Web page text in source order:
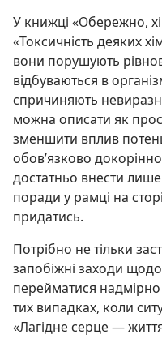
У книжці «Обережно,
«Токсичність деяких
вони порушують
відбуваються в
спричиняють
можна описати як
зменшити вплив
обов’язково
достатньо внести
поради у рамці на
придатись.
Потрібно не тільки
запобіжні заходи щодо
перейматися
тих випадках, коли
«Лагідне серце —